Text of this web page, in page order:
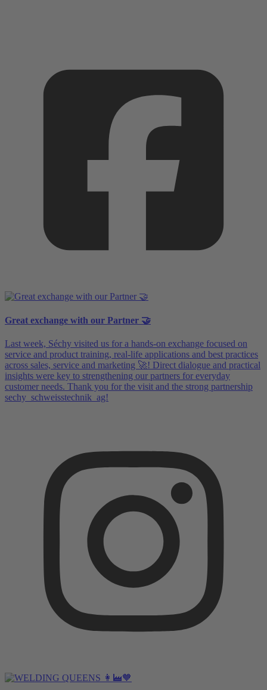
Great exchange with our Partner 🤝
Last week, Séchy visited us for a hands-on exchange focused on
service and product training, real-life applications and best practices
across sales, service and marketing 🚀! Direct dialogue and practical
insights were key to strengthening our partners for everyday
customer needs. Thank you for the visit and the strong partnership
sechy_schweisstechnik_ag!